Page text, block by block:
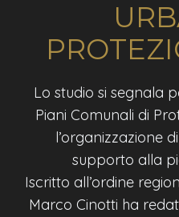
Lo studio si segnala
Piani Comunali di
l’organizzazione
supporto alla
Iscritto all’ordine
Marco Cinotti ha